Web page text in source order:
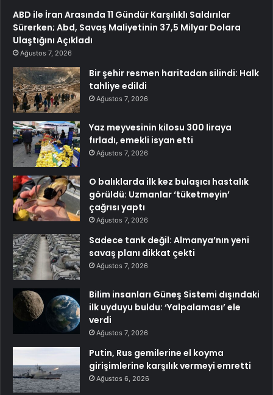
ABD ile İran Arasında 11 Gündür Karşılıklı Saldırılar
Sürerken; Abd, Savaş Maliyetinin 37,5 Milyar Dolara
Ulaştığını Açıkladı
Ağustos 7, 2026
Bir şehir resmen haritadan silindi: Halk
tahliye edildi
Ağustos 7, 2026
Yaz meyvesinin kilosu 300 liraya
fırladı, emekli isyan etti
Ağustos 7, 2026
O balıklarda ilk kez bulaşıcı hastalık
görüldü: Uzmanlar ‘tüketmeyin’
çağrısı yaptı
Ağustos 7, 2026
Sadece tank değil: Almanya’nın yeni
savaş planı dikkat çekti
Ağustos 7, 2026
Bilim insanları Güneş Sistemi dışındaki
ilk uyduyu buldu: ‘Yalpalaması’ ele
verdi
Ağustos 7, 2026
Putin, Rus gemilerine el koyma
girişimlerine karşılık vermeyi emretti
Ağustos 6, 2026